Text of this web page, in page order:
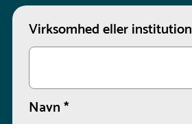
Virksomhed eller institution
Navn*